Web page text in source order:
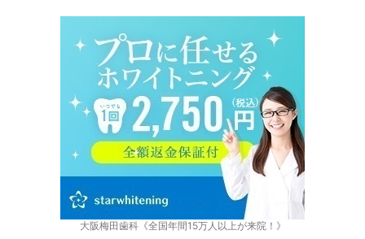
大阪梅田歯科《全国年間15万人以上が来院！》